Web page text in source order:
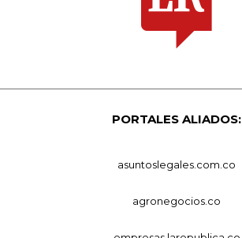
PORTALES ALIADOS:
asuntoslegales.com.co
agronegocios.co